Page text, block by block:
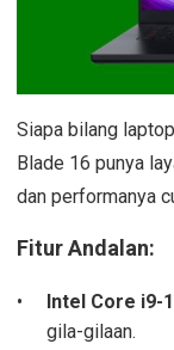
Siapa bilang
Blade 16 punya
dan performanya
Fitur Andalan:
Intel Core i9-
gila-gilaan.